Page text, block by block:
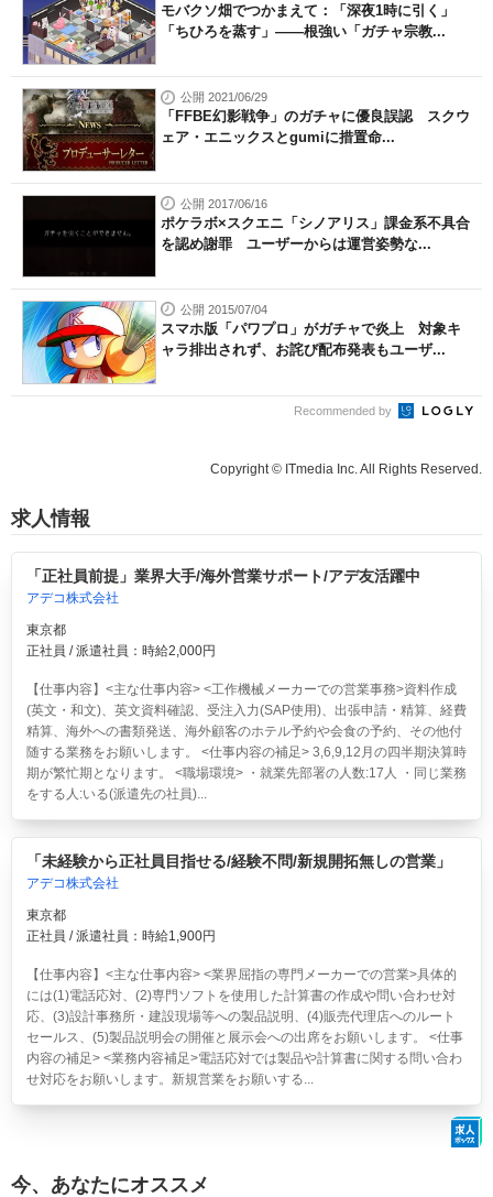
モバクソ畑でつかまえて：「深夜1時に引く」
「ちひろを蒸す」――根強い「ガチャ宗教...
公開 2021/06/29
「FFBE幻影戦争」のガチャに優良誤認 スクウ
ェア・エニックスとgumiに措置命...
公開 2017/06/16
ポケラボ×スクエニ「シノアリス」課金系不具合
を認め謝罪 ユーザーからは運営姿勢な...
公開 2015/07/04
スマホ版「パワプロ」がガチャで炎上 対象キ
ャラ排出されず、お詫び配布発表もユーザ...
Recommended by
Copyright © ITmedia Inc. All Rights Reserved.
求人情報
「正社員前提」業界大手/海外営業サポート/アデ友活躍中
アデコ株式会社
東京都
正社員 / 派遣社員：時給2,000円
【仕事内容】<主な仕事内容> <工作機械メーカーでの営業事務>資料作成
(英文・和文)、英文資料確認、受注入力(SAP使用)、出張申請・精算、経費
精算、海外への書類発送、海外顧客のホテル予約や会食の予約、その他付
随する業務をお願いします。 <仕事内容の補足> 3,6,9,12月の四半期決算時
期が繁忙期となります。 <職場環境> ・就業先部署の人数:17人 ・同じ業務
をする人:いる(派遣先の社員)...
「未経験から正社員目指せる/経験不問/新規開拓無しの営業」
アデコ株式会社
東京都
正社員 / 派遣社員：時給1,900円
【仕事内容】<主な仕事内容> <業界屈指の専門メーカーでの営業>具体的
には(1)電話応対、(2)専門ソフトを使用した計算書の作成や問い合わせ対
応、(3)設計事務所・建設現場等への製品説明、(4)販売代理店へのルート
セールス、(5)製品説明会の開催と展示会への出席をお願いします。 <仕事
内容の補足> <業務内容補足>電話応対では製品や計算書に関する問い合わ
せ対応をお願いします。新規営業をお願いする...
今、あなたにオススメ